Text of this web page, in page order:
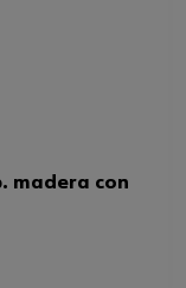
madera con